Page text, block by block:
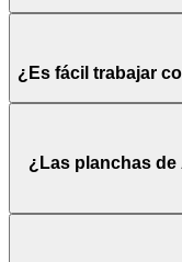
¿Es fácil trabajar
¿Las planchas